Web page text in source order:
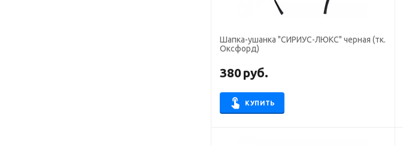
Шапка-ушанка "СИРИУС-ЛЮКС" черная (тк.
Оксфорд)
380руб.
КУПИТЬ